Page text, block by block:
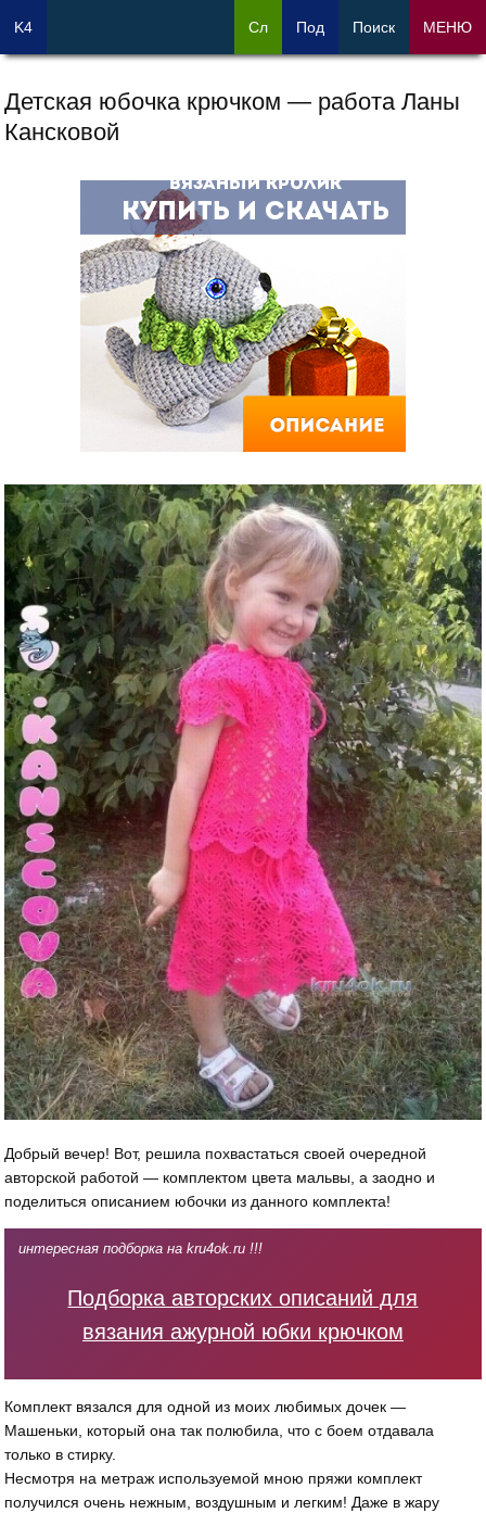
Детская юбочка крючком — работа Ланы
Кансковой
Добрый вечер! Вот, решила похвастаться своей очередной
авторской работой — комплектом цвета мальвы, а заодно и
поделиться описанием юбочки из данного комплекта!
интересная подборка на kru4ok.ru !!!
Подборка авторских описаний для
вязания ажурной юбки крючком
Комплект вязался для одной из моих любимых дочек —
Машеньки, который она так полюбила, что с боем отдавала
только в стирку.
Несмотря на метраж используемой мною пряжи комплект
получился очень нежным, воздушным и легким! Даже в жару
K4 Сл Под Поиск МЕНЮ